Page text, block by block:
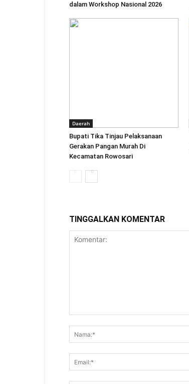
dalam Workshop Nasional 2026
Daerah
Bupati Tika Tinjau Pelaksanaan
Gerakan Pangan Murah Di
Kecamatan Rowosari
TINGGALKAN KOMENTAR